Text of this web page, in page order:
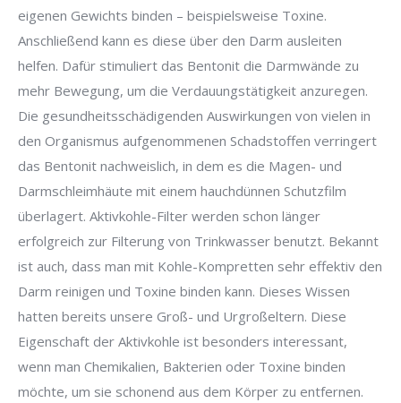
eigenen Gewichts binden – beispielsweise Toxine.
Anschließend kann es diese über den Darm ausleiten
helfen. Dafür stimuliert das Bentonit die Darmwände zu
mehr Bewegung, um die Verdauungstätigkeit anzuregen.
Die gesundheitsschädigenden Auswirkungen von vielen in
den Organismus aufgenommenen Schadstoffen verringert
das Bentonit nachweislich, in dem es die Magen- und
Darmschleimhäute mit einem hauchdünnen Schutzfilm
überlagert. Aktivkohle-Filter werden schon länger
erfolgreich zur Filterung von Trinkwasser benutzt. Bekannt
ist auch, dass man mit Kohle-Kompretten sehr effektiv den
Darm reinigen und Toxine binden kann. Dieses Wissen
hatten bereits unsere Groß- und Urgroßeltern. Diese
Eigenschaft der Aktivkohle ist besonders interessant,
wenn man Chemikalien, Bakterien oder Toxine binden
möchte, um sie schonend aus dem Körper zu entfernen.